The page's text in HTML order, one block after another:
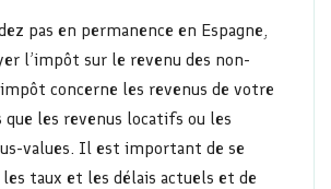
pas en permanence en Espagne,
l’impôt sur le revenu des non-
concerne les revenus de votre
les revenus locatifs ou les
values. Il est important de se
taux et les délais actuels et de